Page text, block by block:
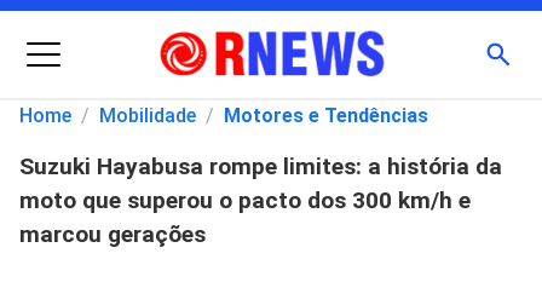
Menu
Pesquisar
por:
Home / Mobilidade / Motores e Tendências
Suzuki Hayabusa rompe limites: a história da
moto que superou o pacto dos 300 km/h e
marcou gerações